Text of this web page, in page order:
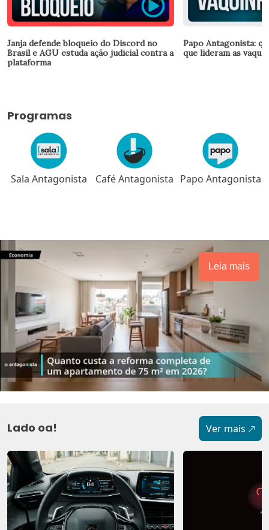
Janja defende bloqueio do Discord no
Brasil e AGU estuda ação judicial contra a
plataforma
Papo Antagonista:
que lideram as
Programas
Sala Antagonista Café Antagonista Papo Antagonista
Leia mais
Lado oa! Ver mais